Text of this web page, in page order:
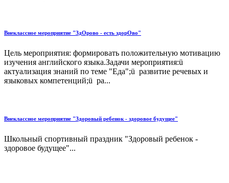
Внеклассное мероприятие "ЗдОрово - есть здорОво"
Цель мероприятия: формировать положительную мотивацию
изучения английского языка.Задачи мероприятия:ü
актуализация знаний по теме "Еда";ü развитие речевых и
языковых компетенций;ü ра...
Внеклассное мероприятие "Здоровый ребенок - здоровое будущее"
Школьный спортивный праздник "Здоровый ребенок -
здоровое будущее"...